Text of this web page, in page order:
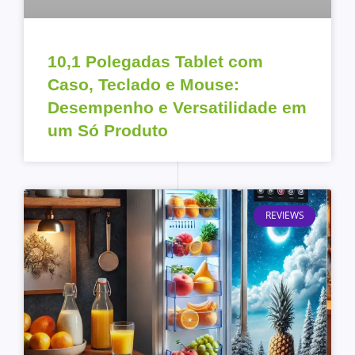
10,1 Polegadas Tablet com
Caso, Teclado e Mouse:
Desempenho e Versatilidade em
um Só Produto
REVIEWS